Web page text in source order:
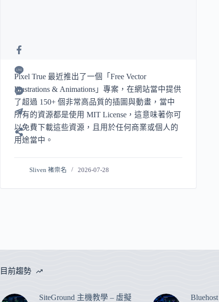
Pixel True 最近推出了一個「Free Vector
Illustrations & Animations」專案，在網站當中提供
了超過 150+ 個非常高品質的插圖與動畫，當中
所有的資源都是使用 MIT License，這意味著你可
以免費下載這些資源，且用於任何商業或個人的
用途當中。
Sliven 褚崇名 2026-07-28
目前趨勢
SiteGround 主機教學 – 虛擬